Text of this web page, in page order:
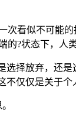
看似不可能
?状态下，人
择放弃，还
仅仅是关于个